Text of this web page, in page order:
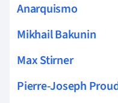
Anarquismo
Mikhail Bakunin
Max Stirner
Pierre-Joseph